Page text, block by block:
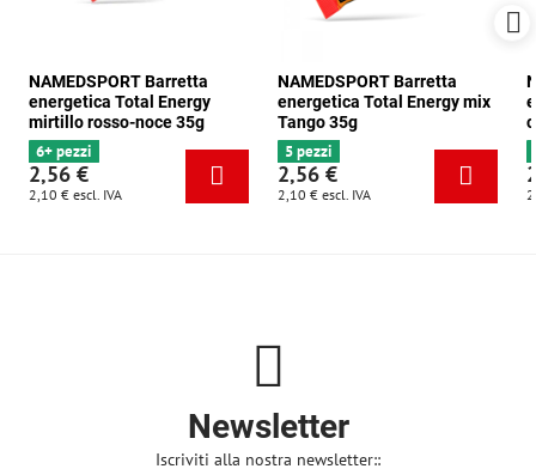
NAMEDSPORT Barretta
energetica Total Energy
mirtillo rosso-noce 35g
6+ pezzi
2,56 €
2,10 € escl. IVA
NAMEDSPORT Barretta
energetica Total Energy mix
Tango 35g
5 pezzi
2,56 €
2,10 € escl. IVA
Newsletter
Iscriviti alla nostra newsletter::